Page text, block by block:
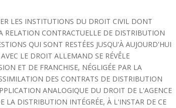
LES INSTITUTIONS DU DROIT CIVIL DONT
RELATION CONTRACTUELLE DE DISTRIBUTION
QUI SONT RESTÉES JUSQU'À AUJOURD'HUI
LE DROIT ALLEMAND SE RÉVÊLE
ET DE FRANCHISE, NÉGLIGÉE PAR LA
DES CONTRATS DE DISTRIBUTION
ANALOGIQUE DU DROIT DE L'AGENCE
LA DISTRIBUTION INTÉGRÉE, À L'INSTAR DE CE